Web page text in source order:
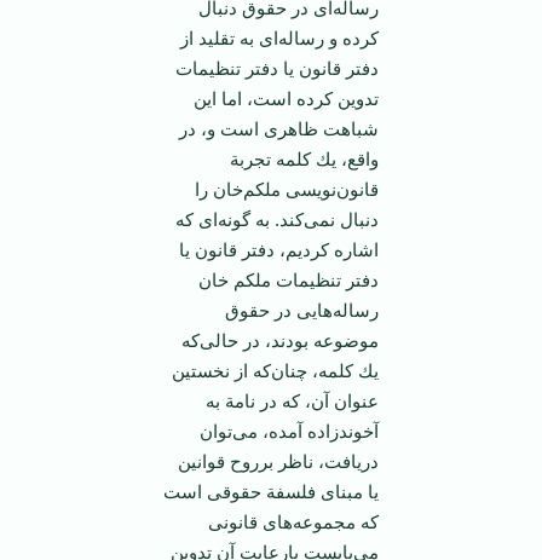
رساله‌ای‌ در حقوق‌ دنبال‌
كرده‌ و رساله‌ای‌ به‌ تقلید از
دفتر قانون‌ یا دفتر تنظیمات‌
تدوین‌ كرده‌ است‌، اما این
‌شباهت‌ ظاهری‌ است‌ و، در
واقع‌، یك‌ كلمه‌ تجربة‌
قانون‌نویسی‌ ملكم‌خان‌ را
دنبال‌ نمی‌كند. به‌ گونه‌ای‌ كه‌
اشاره‌ كردیم‌، دفتر قانون‌ یا
دفتر تنظیمات‌ ملكم‌ خان
‌رساله‌هایی‌ در حقوق‌
موضوعه‌ بودند، در حالی‌كه‌
یك‌ كلمه‌، چنان‌كه‌ از نخستین‌
عنوان‌ آن‌، كه‌ در نامة‌ به‌
آخوندزاده‌ آمده‌، می‌توان‌
دریافت‌، ناظر برروح‌ قوانین‌
یا مبنای‌ فلسفة‌ حقوقی‌ است‌
كه‌ مجموعه‌های‌ قانونی‌
می‌بایست‌ بارعایت‌ آن‌ تدوین‌